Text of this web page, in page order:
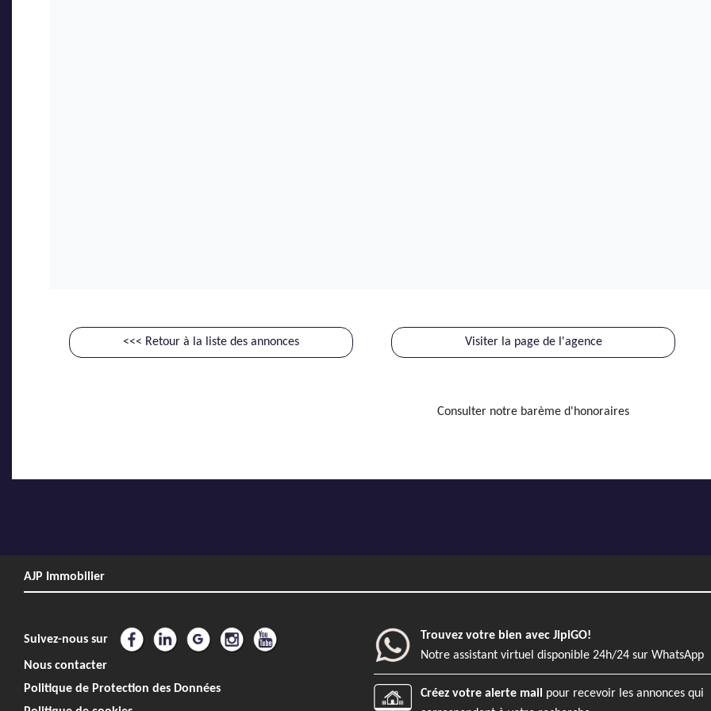
<<< Retour à la liste des annonces Visiter la page de l'agence
Consulter notre barème d'honoraires
AJP Immobilier
Suivez-nous sur
Nous contacter
Politique de Protection des Données
Trouvez votre bien avec JipiGO!
Notre assistant virtuel disponible 24h/24 sur WhatsApp
Créez votre alerte mail pour recevoir les annonces qui